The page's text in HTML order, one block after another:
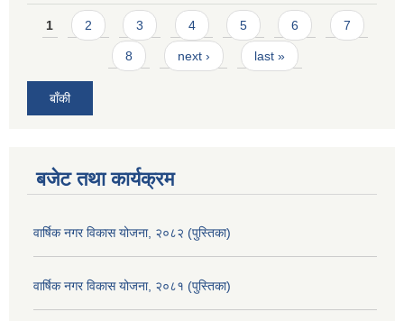
Pages
1 2 3 4 5 6 7
8 next › last »
बाँकी
बजेट तथा कार्यक्रम
वार्षिक नगर विकास योजना, २०८२ (पुस्तिका)
वार्षिक नगर विकास योजना, २०८१ (पुस्तिका)